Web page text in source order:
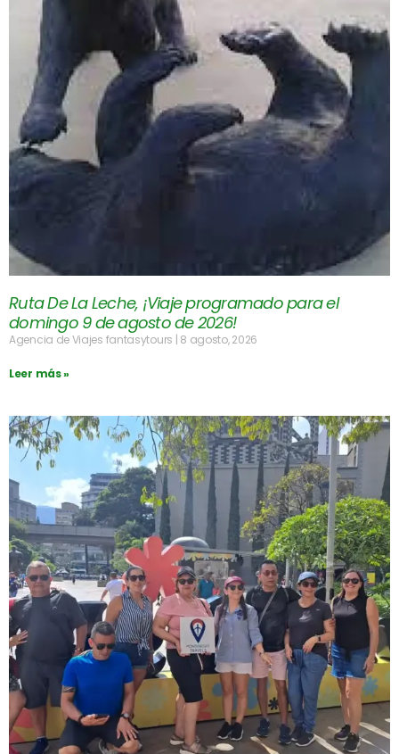
Ruta De La Leche, ¡Viaje programado para el
domingo 9 de agosto de 2026!
Agencia de Viajes fantasytours 8 agosto, 2026
Leer más »